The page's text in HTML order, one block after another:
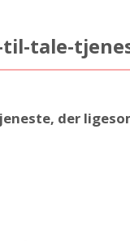
tale-
der